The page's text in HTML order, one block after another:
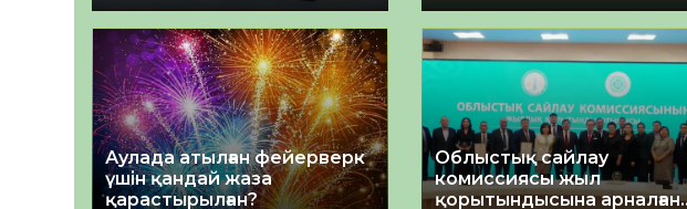
Аулада атылған фейерверк
үшін қандай жаза
қарастырылған?
Облыстық сайлау
комиссиясы жыл
қорытындысына арналған